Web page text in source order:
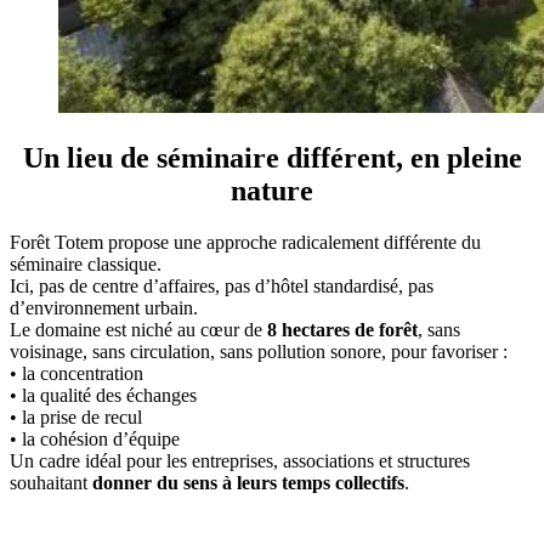
Un lieu de séminaire différent, en pleine
nature
Forêt Totem propose une approche radicalement différente du
séminaire classique.
Ici, pas de centre d’affaires, pas d’hôtel standardisé, pas
d’environnement urbain.
Le domaine est niché au cœur de 8 hectares de forêt, sans
voisinage, sans circulation, sans pollution sonore, pour favoriser :
• la concentration
• la qualité des échanges
• la prise de recul
• la cohésion d’équipe
Un cadre idéal pour les entreprises, associations et structures
souhaitant donner du sens à leurs temps collectifs.